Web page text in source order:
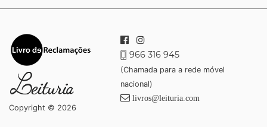
Copyright © 2026
966 316 945
(Chamada para a rede móvel
nacional)
livros@leituria.com